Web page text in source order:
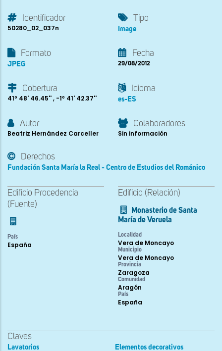
Identificador
50280_02_037n
Tipo
Image
Formato
JPEG
Fecha
29/08/2012
Cobertura
41º 48' 46.45'' , -1º 41' 42.37''
Idioma
es-ES
Autor
Beatriz Hernández Carceller
Colaboradores
Sin información
Derechos
Fundación Santa María la Real - Centro de Estudios del Románico
Edificio Procedencia
(Fuente)
País
España
Edificio (Relación)
Monasterio de Santa
María de Veruela
Localidad
Vera de Moncayo
Municipio
Vera de Moncayo
Provincia
Zaragoza
Comunidad
Aragón
País
España
Claves
Lavatorios
Elementos decorativos